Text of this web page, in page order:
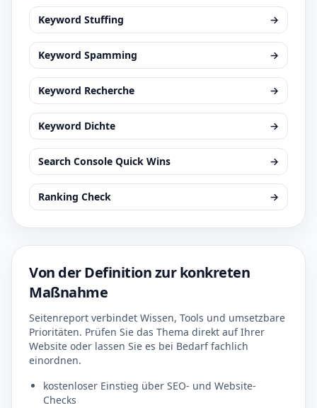
Keyword Stuffing →
Keyword Spamming →
Keyword Recherche →
Keyword Dichte →
Search Console Quick Wins →
Ranking Check →
Von der Definition zur konkreten
Maßnahme
Seitenreport verbindet Wissen, Tools und umsetzbare
Prioritäten. Prüfen Sie das Thema direkt auf Ihrer
Website oder lassen Sie es bei Bedarf fachlich
einordnen.
kostenloser Einstieg über SEO- und Website-
Checks